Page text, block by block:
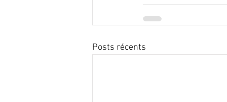
Posts récents